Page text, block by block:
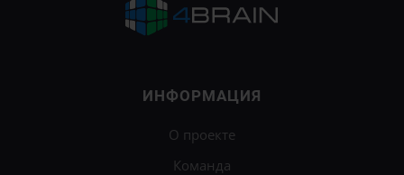
ИНФОРМАЦИЯ
О проекте
Команда